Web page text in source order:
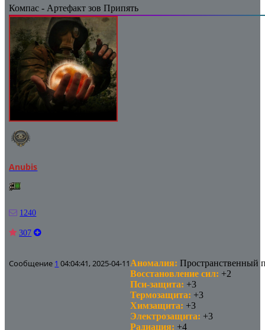
Компас - Артефакт зов Припять
Anubis
1240
307
Сообщение 1 04:04:41, 2025-04-11Аномалия: Пространственный
Восстановление сил: +2
Пси-защита: +3
Термозащита: +3
Химзащита: +3
Электрозащита: +3
Радиация: +4